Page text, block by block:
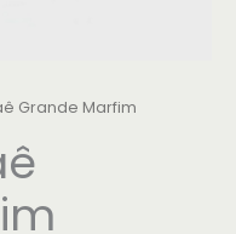
Grande Marfim